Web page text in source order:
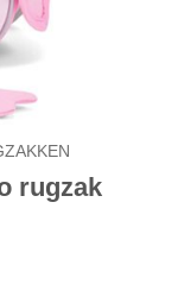
rugzak